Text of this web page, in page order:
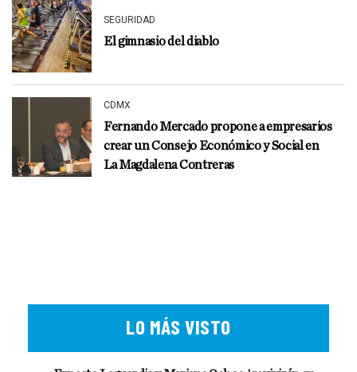
SEGURIDAD
El gimnasio del diablo
CDMX
Fernando Mercado propone a empresarios
crear un Consejo Económico y Social en
La Magdalena Contreras
LO MÁS VISTO